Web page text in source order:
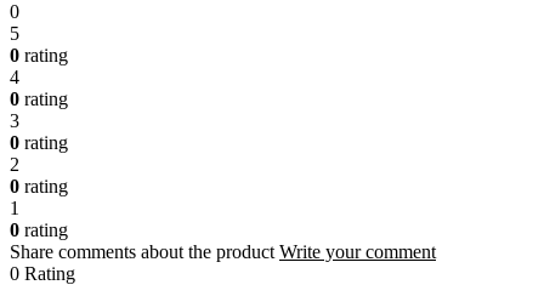
0
5
0 rating
4
0 rating
3
0 rating
2
0 rating
1
0 rating
Share comments about the product Write your comment
0 Rating